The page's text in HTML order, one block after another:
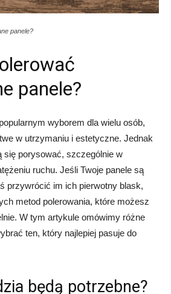
panele?
panele?
wyborem dla wielu osób,
w utrzymaniu i estetyczne. Jednak
się porysować, szczególnie w
ruchu. Jeśli Twoje panele są
przywrócić im ich pierwotny blask,
metod polerowania, które możesz
W tym artykule omówimy różne
ten, który najlepiej pasuje do
będą potrzebne?